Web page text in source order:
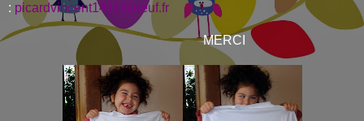
: picardvincent1411@neuf.fr
MERCI